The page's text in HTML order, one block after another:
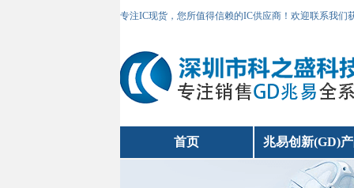
专注IC现货，您所值得信赖的IC供应商！欢迎联系我们
首页 兆易创新(GD)